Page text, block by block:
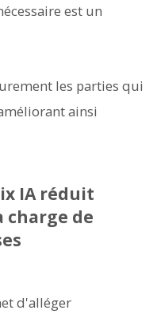
est un
les parties qui
ainsi
IA réduit
charge de
d'alléger